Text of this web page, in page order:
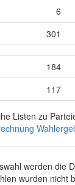
6
301
184
117
Listen zu
werden die
wurden nicht